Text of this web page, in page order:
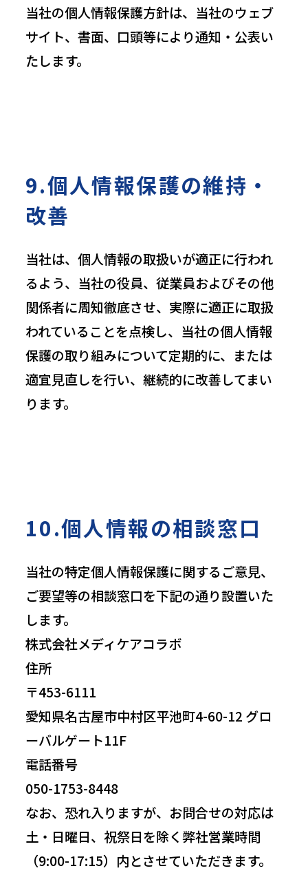
当社の個人情報保護方針は、当社のウェブ
サイト、書面、口頭等により通知・公表い
たします。
9.個人情報保護の維持・
改善
当社は、個人情報の取扱いが適正に行われ
るよう、当社の役員、従業員およびその他
関係者に周知徹底させ、実際に適正に取扱
われていることを点検し、当社の個人情報
保護の取り組みについて定期的に、または
適宜見直しを行い、継続的に改善してまい
ります。
10.個人情報の相談窓口
当社の特定個人情報保護に関するご意見、
ご要望等の相談窓口を下記の通り設置いた
します。
株式会社メディケアコラボ
住所
〒453-6111
愛知県名古屋市中村区平池町4-60-12 グロ
ーバルゲート11F
電話番号
050-1753-8448
なお、恐れ入りますが、お問合せの対応は
土・日曜日、祝祭日を除く弊社営業時間
（9:00-17:15）内とさせていただきます。